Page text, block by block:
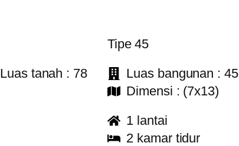
Luas tanah : 78
Tipe 45
Luas bangunan : 45
Dimensi : (7x13)
1 lantai
2 kamar tidur